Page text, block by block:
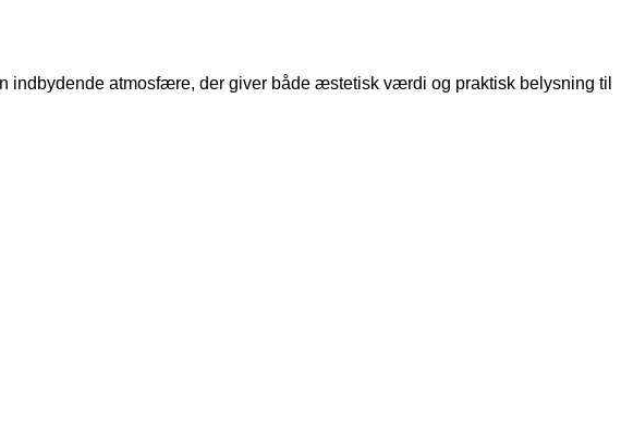
indbydende atmosfære, der giver både æstetisk værdi og praktisk belysning til